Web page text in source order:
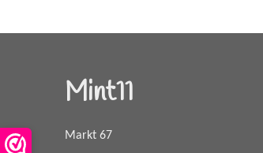
Mint11
Markt 67